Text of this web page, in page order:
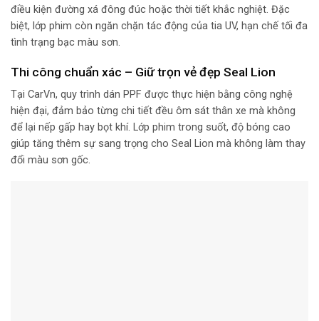
điều kiện đường xá đông đúc hoặc thời tiết khắc nghiệt. Đặc
biệt, lớp phim còn ngăn chặn tác động của tia UV, hạn chế tối đa
tình trạng bạc màu sơn.
Thi công chuẩn xác – Giữ trọn vẻ đẹp Seal Lion
Tại CarVn, quy trình dán PPF được thực hiện bằng công nghệ
hiện đại, đảm bảo từng chi tiết đều ôm sát thân xe mà không
để lại nếp gấp hay bọt khí. Lớp phim trong suốt, độ bóng cao
giúp tăng thêm sự sang trọng cho Seal Lion mà không làm thay
đổi màu sơn gốc.